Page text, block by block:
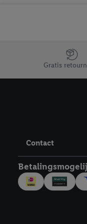
Jouw voordelen bij
Gratis
Contact